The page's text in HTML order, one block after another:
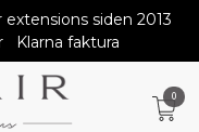
siden 2013
Klarna faktura
0